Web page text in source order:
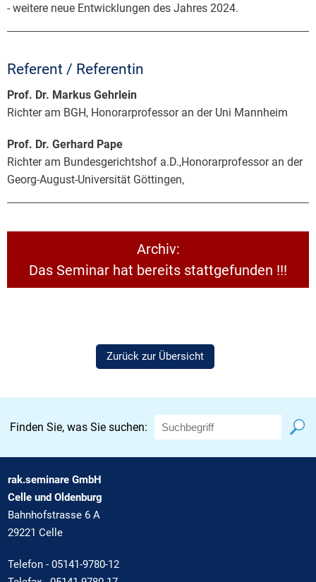
- weitere neue Entwicklungen des Jahres 2024.
Referent / Referentin
Prof. Dr. Markus Gehrlein
Richter am BGH, Honorarprofessor an der Uni Mannheim
Prof. Dr. Gerhard Pape
Richter am Bundesgerichtshof a.D.,Honorarprofessor an der
Georg-August-Universität Göttingen,
Archiv:
Das Seminar hat bereits stattgefunden !!!
Zurück zur Übersicht
Finden Sie, was Sie suchen:
rak.seminare GmbH
Celle und Oldenburg
Bahnhofstrasse 6 A
29221 Celle
Telefon -05141-9780-12